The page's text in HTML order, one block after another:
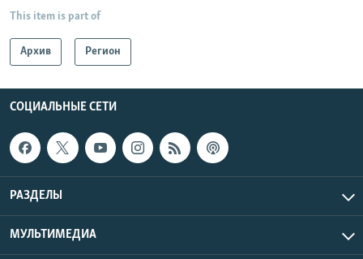
This item is part of
Архив Регион
СОЦИАЛЬНЫЕ СЕТИ
РАЗДЕЛЫ
МУЛЬТИМЕДИА